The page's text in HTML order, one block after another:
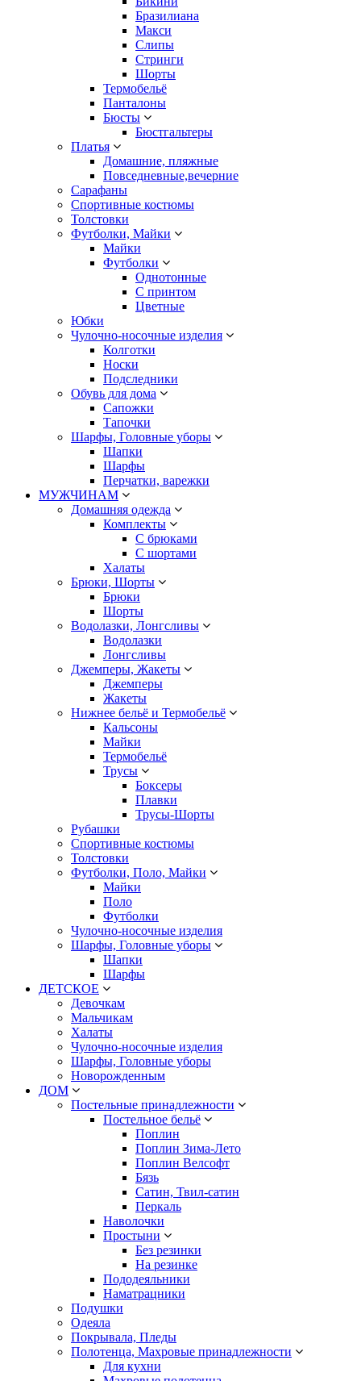
Бразилиана
Макси
Слипы
Стринги
Шорты
Термобельё
Панталоны
Бюсты
Бюстгальтеры
Платья
Домашние, пляжные
Повседневные,вечерние
Сарафаны
Спортивные костюмы
Толстовки
Футболки, Майки
Майки
Футболки
Однотонные
С принтом
Цветные
Юбки
Чулочно-носочные изделия
Колготки
Носки
Подследники
Обувь для дома
Сапожки
Тапочки
Шарфы, Головные уборы
Шапки
Шарфы
Перчатки, варежки
МУЖЧИНАМ
Домашняя одежда
Комплекты
С брюками
С шортами
Халаты
Брюки, Шорты
Брюки
Шорты
Водолазки, Лонгсливы
Водолазки
Лонгсливы
Джемперы, Жакеты
Джемперы
Жакеты
Нижнее бельё и Термобельё
Кальсоны
Майки
Термобельё
Трусы
Боксеры
Плавки
Трусы-Шорты
Рубашки
Спортивные костюмы
Толстовки
Футболки, Поло, Майки
Майки
Поло
Футболки
Чулочно-носочные изделия
Шарфы, Головные уборы
Шапки
Шарфы
ДЕТСКОЕ
Девочкам
Мальчикам
Халаты
Чулочно-носочные изделия
Шарфы, Головные уборы
Новорожденным
ДОМ
Постельные принадлежности
Постельное бельё
Поплин
Поплин Зима-Лето
Поплин Велсофт
Бязь
Сатин, Твил-сатин
Перкаль
Наволочки
Простыни
Без резинки
На резинке
Пододеяльники
Наматрацники
Подушки
Одеяла
Покрывала, Пледы
Полотенца, Махровые принадлежности
Для кухни